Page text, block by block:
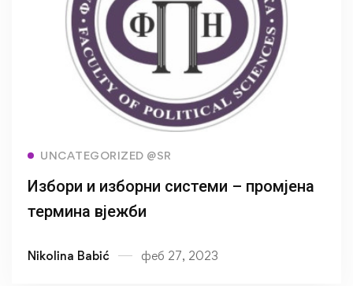
UNCATEGORIZED @SR
Избори и изборни системи – промјена
термина вјежби
Nikolina Babić феб 27, 2023